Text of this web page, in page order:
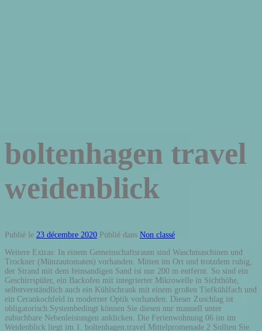
boltenhagen travel
weidenblick
Publié le 23 décembre 2020 Publié dans Non classé
Weitere Extras: In einem Gemeinschaftsraum sind Waschmaschinen und Trockner (Münzautomaten) vorhanden. Mitten im Ort und trotzdem ruhig, der Strand mit dem feinsandigen Sand ist nur 200 m entfernt. So sind ein Geschirrspüler, ein Backofen mit integrierter Mikrowelle in Sichthöhe, selbstverständlich auch ein Kühlschrank mit einem großen Tiefkühlfach und ein Cerankochfeld in moderner Optik vorhanden. Dieser Zuschlag ist obligatorisch.Systembedingt können Sie diesen nur manuell unter zubuchbare Nebenleistungen anklicken. Die Ferienwohnung 06 im im Weidenblick liegt im 1. boltenhagen.travel Mittelpromenade 2 Sollten Sie die Boutiquen in Boltenhagen leer gekauft haben, keine Sorge, in dem großen Kleiderschrank bekommen Sie alles unter. Für Alle: ein schönes Wochenende ! Ferienwohnung Boltenhagen Ausstattung 17 Der Kurpark ist nur ca. Vom Wohnzimmer aus gelangen Sie auf die großzügig geschnittene Terrasse, die südlich ausgerichtet ist. Schauen Sie sich einfach unsere. Urlaub in Boltenhagen: Ferienwohnungen und Ferienhäuser direkt an der Ostsee Direkt an der Ostseeküste zwischen Sandstrand und Steilküste liegt das Seeheilbad Boltenhagen. Schauen Sie sich einfach unsere Ferienwohnungen genauer an. boltenhagen.travel Mittelpromenade 2 D-23946 Ostseebad Boltenhagen Tel. boltenhagen_travel Heute morgen hatten wir den Strand für uns allein. 200 Meter. 12.09.2020 - Entdecke die Pinnwand „Ostsee zum Verlieben“ von boltenhagen.travel. Schlafen. Unsere Hinweise für Allergiker: Das Wohnzimmer und das Schlafzimmer sind mit einem hochwertigen Design-Vinylboden versehen, das Duschbad ist gefliest. Der moderne Charakter dieser schönen Ferienwohnung wird auch in der technischen Ausstattung fortgesetzt. Die geräumige und helle Ferienwohnung verfügt über 2 Zimmer. Zum feinen weißen Sandstrand sind es nur ca. Noch ein Wort zur Lage? Eine Abwahlmöglichkeit besteht nicht. Das Wohnzimmer wird Sie überzeugen, weil es großzügig geschnitten ist und über ein modernes Interieur verfügt. Schlafen. Zwölf moderne 2-Zimmer-Ferienwohnungen stellen einen tolle Ergänzung zu der bereits bekannten Residenz am Park da. 120 m entfernt vom Weidenblick. Diese Ferienwohnung wird Sie überzeugen, wenn Sie Ihren Urlaub in Boltenhagen planen. (Links neben dem Seehotel und schräg gegenüber vom Kurhaus). Dieser Pinnwand folgen 122 Nutzer auf Pinterest. Bis zu 4 Personen können hier einen traumhaften Urlaub verleben. Da schien aber auch noch keine Sonne. Wir freuen uns auf deinen Besuch! Spaziergang in Steinhude. Willkommen im Ostseebad Boltenhagen – willkommen in der schönen Ferienwohnung 02 im Apartmenthaus Weidenblick. Der ausgewiesene Mietpreis beinhaltet: Strom, Wasser, Gas und Heizung, Nutzung des abschließbaren Fahrradschuppens, einen PKW-Stellplatz und natürlich WLAN rund um die … Alle Wohnungen verfügen zudem jeweils über eine TOP - ausgestattete Küche, einem Tageslicht-Bad mit bodentiefer Dusche und Fußbodenheizung, über einen PKW-Freistellplatz und natürlich auch kostenloses WLAN. Hier steht nämlich ein großes Doppelbett mit einer Liegefläche von 1,80 x 2,00 m für Sie bereit. Grüne Perle an der Ostsee Das Ostseebad Boltenhagen begeistert mit seinem feinsandigen fünf Kilometer langen Strand, einer imposanten Steilküste, einer 290 Meter in die Ostsee ragenden Seebrücke und dem Küstenwald, der das Örtchen in ein grünes Band einbettet. Das Duschbad verfügt über eine Fußbodenheizung, gerade in der kalten Jahreszeit werden Sie dieses Wohlfühlgefühl nach einem langen Strandspaziergang sehr genießen. Kalte Küche ist also Fehlanzeige. 31.08.2020 - Ausflugsziel Steinhuder Meer. Das Wohnzimmer wird Sie überzeugen, weil es großzügig geschnitten ist und über ein modernes Interieur verfügt. Das boltenhagen.travel-Büro finden Sie im Ortszentrum in der Mittelpromenade 2-5 in 23946 Ostseebad Boltenhagen im Strandpalais. Fax: +49 (0)38825 / 37 48 49 E-Mail: info@boltenhagen.travel, Die Lage? : +49 (0)38825 / 37 48 48 Die Lage? D-23946 Ostseebad Boltenhagen Tel. Einkaufsmöglichkeiten? : +49 (0)38825 / 37 48 48 Haustiere sind hier erlaubt, die Ferienwohnung 05 im Apartmenthaus Weidenblick ist eine Nichtraucherwohnung. Ebenso können Sie einen abschließbaren Fahrradschuppen mitnutzen (Fertigstellung Sommer 2015). Weitere Ideen zu ostsee, ostsee urlaub, ferien. Hier kann und darf gekocht werden. Gleich der erste Eindruck bei Ihnen im Büro und dann der erste Schritt in die Wohnung hat bei uns URLAUB bewirkt. boltenhagen.travel – Willkommen zu Ihrem Traumurlaub an der Ostsee. Es handelt sich hierbei um 7-Zonen-Kaltschaum-Matratzen (Vitalis Trio H3 – Mehrzonensystem mit Kaltschaumkern aus Bultex®), die auch für Allergiker geeignet sind. Es ist genug Stauraum da. Ferienwohnung Weidenblick 09 in Boltenhagen für bis zu 4 Gäste bei Traum-Ferienwohnungen keine Service-Gebühr direkter Kontakt zum Gastgeber Beschreibung Sie werden sehen, wir haben nicht zu viel versprochen. Mitten im Ort und trotzdem ruhig, der Strand mit dem feinsandigen Sand ist nur 200 m entfernt. Zentral aber trotzdem ruhig, nur 150 Meter zum Strand. Haustiere sind hier erlaubt, die Ferienwohnung 02 im Apartmenthaus Weidenblick ist eine Nichtraucherwohnung. Ferienwohnung Weidenblick 07 in Boltenhagen für bis zu 4 Gäste bei Traum-Ferienwohnungen keine Service-Gebühr direkter Kontakt zum Gastgeber Coronavirus (COVID-19): Wir haben für dich die wichtigsten Informationen zusammengefasst. Diese Ferienwohnung wird Sie überzeugen, wenn Sie Ihren Urlaub in Boltenhagen planen. Modernstes Interieur, Komfort und Bequemlichkeit warten auf unsere Gäste. Vitalis. Sämtliche Ferienwohnungen und Apartments lassen keinen Ihrer Wünsche offen. fast eine Woche sind wir schon wieder in Hamburg und denken noch immer gerne an die tolle Woche in Boltenhagen zurück. Viel Spaß in Ihrem Traumurlaub! 08.12.2020 - Gruppenboard für Fotos von Strand, Ostsee und der Küste für jeden Ostseefan. Ebenso gehört ein PKW-Stellplatz zu der Ferienwohnung. Also Sonne satt! Vor unserem Büro sind zwei Fax: +49 (0)38825 / 37 48 49 E-Mail: info@boltenhagen.travel. Willkommen im Ostseebad Boltenhagen – willkommen in der schönen Ferienwohnung 02 im Apartmenthaus Weidenblick. #ostsee Essen gehen? Apartmenthaus Weidenblick in Boltenhagen Seit drei Jahren vermieten wir sehr erfolgreich das ideal gelegene Apartmenthaus Weidenblick in Boltenhagen. Lassen Sie Die Wohnung lässt kaum noch Wünsche offen, trotzdem haben wir zwei Anregungen: im Wohnzimmer wäre ein Papierkorb sinnvoll und im Bad und Schlafzimmer jeweils ein Stuhl oder Hocker zum Ablegen der Kleider vor dem Duschen bzw. 150 Meter entfernt. Zu einem gelungenen Urlaub gehört zweifellos ein erholsamer Schlaf. Entdecke 67 Ferienhäuser & Ferienwohnungen von boltenhagen.travel für deinen Urlaub an der Ostsee. 13.12.2018 - Exclusiv und exquisit Villa Belvedere in Boltenhagen Seit dem Jahr 2015 können wir unseren Gästen ein ganz besonderes Objekt anbieten; die Villa Belvedere in Boltenhagen. Alle Bootsfahrt Festung Wilhelmstein. Der feine Sandstrand von Boltenhagen ist nur wenige Gehminuten entfernt, so dass Sie schnell an der Ostsee sind. Der gepflegte Strand ist nur 150 Meter entfernt. Endreinigungen: Bitte beachten Sie, dass bei Abreisen, die auf einen Sonn- oder Feiertag fallen, aufgrund aktueller gesetzlicher Bestimmungen ein Zuschlag von 30,00 € zur Endreinigung erhoben wird. Durch die zentrale Lage können Sie das Auto einfach stehen lassen und das Örtchen zu Fuß erkunden. Der Kurpark mit der Freilichtbühne und die Seebrücke sind in wenigen Gehminuten erreicht. Kopfkissen und Bettdecken sind aus synthetischem Material und damit daunenfrei. Der ausgewiesene Mietpreis beinhaltet: Strom, Wasser, Gas und Heizung, Nutzung des abschließbaren Fahrradschuppens, einen PKW-Stellplatz und natürlich WLAN rund um die Uhr. Der Mietvertrag wird entsprechend Ihres Abreisetages mit dem jeweils gültigen Reinigungspreis an Sie versendet. Die Betten verfügen über neue hochwertige Markenmatratzen der Fa. OG und verfügt über 2 Zimmer. Zusätzlich ist ein Handtuchheizkörper vorhanden. Die verkehrsfreien Promenade, die Mittel- und die Strandpromenade, laden zum Bummeln ein, auch diese sind in unmittelbarer Nähe vorhanden. Nun ist die Sonne da, der Strand voll und alle sind glücklich. Bummeln im Kurpark zur nächtlichen Stunde. Auf 55 m2 können Sie hier Wohnkomfort für bis zu 4 Personen erleben, der schöner nicht sein kann. Toll, dass Sie auch noch so viel Sonne "bestellt" hatten. Dieser Pinnwand folgen 120 Nutzer auf Pinterest. Na klar, lassen Sie das Auto stehen, auch viele Cafés und Restaurants sind fussläufig gut zu erreichen. Vom Wohn… Der schöne, feine Sandstrand mit der Ostsee ist nur ca. Weitere … So ist gut. Die Wohnung lässt kaum noch Wünsche offen, trotzdem haben wir zwei Anregungen: im Wohnzimmer wäre ein Papierkorb sinnvoll und im Bad und Schlafzimmer jeweils ein Stuhl oder Hocker zum Ablegen der Kleider vor dem Duschen bzw. Dieser ist garantiert in dem schönen Schlafzimmer. Der Kurpark mit der Freilichtbühne und die Seebrücke sind in wenigen Gehminuten erreicht. Einkaufsmöglichkeiten? Was wird Ihnen geboten? Ja, der nächste Supermarkt ist nur 150 m entfernt. Auf 55 m2können Sie hier Wohnkomfort für bis zu 4 Personen erleben, der schöner nicht sein kann. Alltägliche Schnappschüsse mit maritimen Motiven. Die Dusche ist ebenerdig, die Trennwände sind aus Sicherheitsglas. Ferienwohnung Weidenblick 07 in Boltenhagen für bis zu 4 Gäste bei Traum-Ferienwohnungen keine Service-Gebühr direkter Kontakt zum Gastgeber Urlaubsziel Ostseebad Boltenhagen – eine Perle an der Ostsee. Das Glas Rot- oder Weißwein in der abendlichen Sonne wird hier sicherlich zu Ihrem Ritual während Ihrer Urlaubstage. Die Wohnung selbst, die Sauberkeit, die Ausstattung, die Ruhe, die Lage zum Strand und dem Zentrum ist wirklich ideal !!! Apartmenthaus Weidenblick Helle, freundliche Ferienwohnungen in TOP Lage im Ostseebad Boltenhagen bieten einen perfekten Rahmen für Ihren Strandurlaub. Na klar, lassen Sie das Auto stehen, auch viel